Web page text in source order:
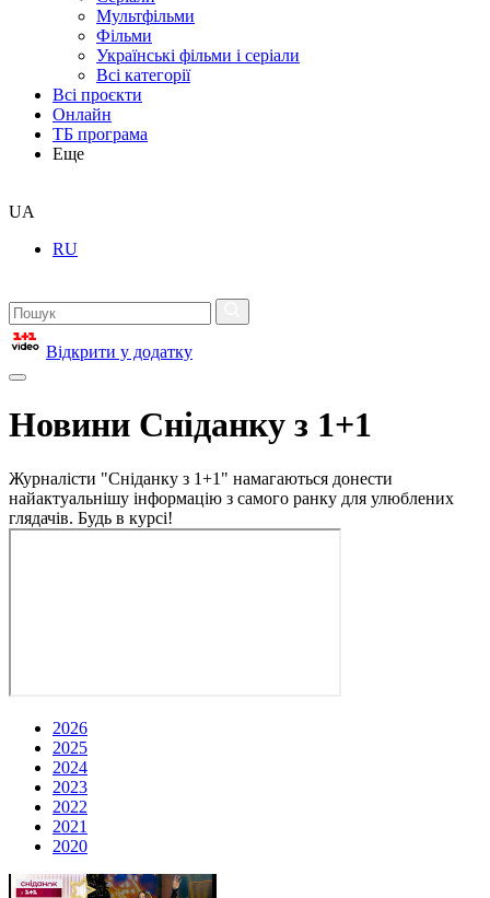
Мультфільми
Фільми
Українські фільми і серіали
Всі категорії
Всі проєкти
Онлайн
ТБ програма
Еще
UA
RU
Відкрити у додатку
Новини Сніданку з 1+1
Журналісти "Сніданку з 1+1" намагаються донести
найактуальнішу інформацію з самого ранку для улюблених
глядачів. Будь в курсі!
2026
2025
2024
2023
2022
2021
2020